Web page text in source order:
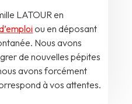
LATOUR en
ou en déposant
Nous avons
de nouvelles pépites
avons forcément
à vos attentes.